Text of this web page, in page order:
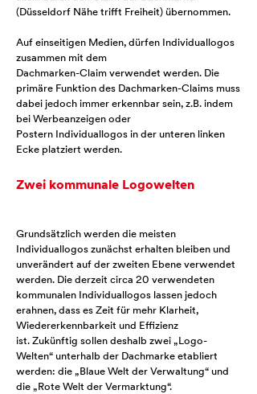
(Düsseldorf Nähe trifft Freiheit) übernommen.
Auf einseitigen Medien, dürfen Individuallogos
zusammen mit dem
Dachmarken-Claim verwendet werden. Die
primäre Funktion des Dachmarken-Claims muss
dabei jedoch immer erkennbar sein, z.B. indem
bei Werbeanzeigen oder
Postern Individuallogos in der unteren linken
Ecke platziert werden.
Zwei kommunale Logowelten
Grundsätzlich werden die meisten
Individuallogos zunächst erhalten bleiben und
unverändert auf der zweiten Ebene verwendet
werden. Die derzeit circa 20 verwendeten
kommunalen Individuallogos lassen jedoch
erahnen, dass es Zeit für mehr Klarheit,
Wiedererkennbarkeit und Effizienz
ist. Zukünftig sollen deshalb zwei „Logo-
Welten“ unterhalb der Dachmarke etabliert
werden: die „Blaue Welt der Verwaltung“ und
die „Rote Welt der Vermarktung“.